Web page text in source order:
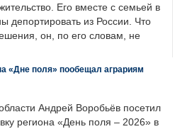
Его вместе с семьей в
депортировать из России. Что
он, по его словам, не
«Дне поля» пообещал аграриям
Андрей Воробьёв посетил
региона «День поля – 2026» в